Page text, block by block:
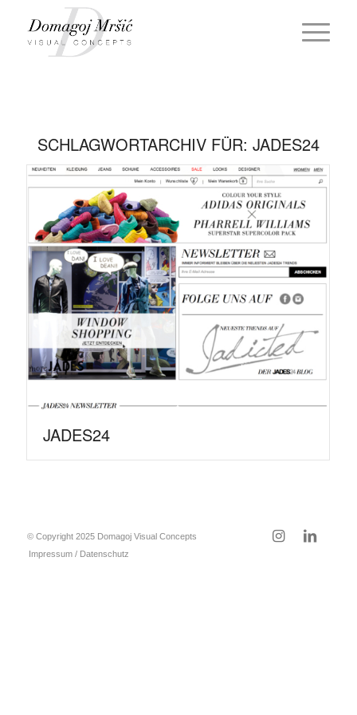
SCHLAGWORTARCHIV FÜR: JADES24
JADES24
© Copyright 2025 Domagoj Visual Concepts
Impressum / Datenschutz